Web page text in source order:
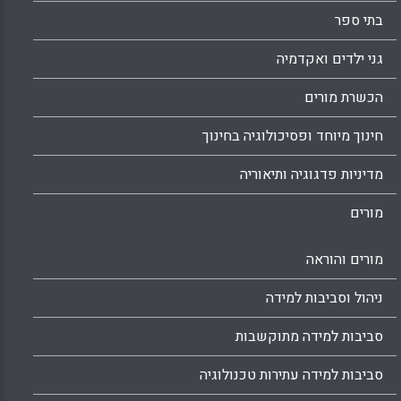
בתי ספר
גני ילדים ואקדמיה
הכשרת מורים
חינוך מיוחד ופסיכולוגיה בחינוך
מדיניות פדגוגיה ותיאוריה
מורים
מורים והוראה
ניהול וסביבות למידה
סביבות למידה מתוקשבות
סביבות למידה עתירות טכנולוגיה